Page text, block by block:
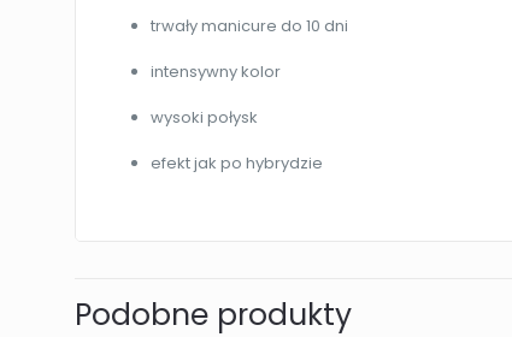
trwały manicure do 10 dni
intensywny kolor
wysoki połysk
efekt jak po hybrydzie
Podobne produkty